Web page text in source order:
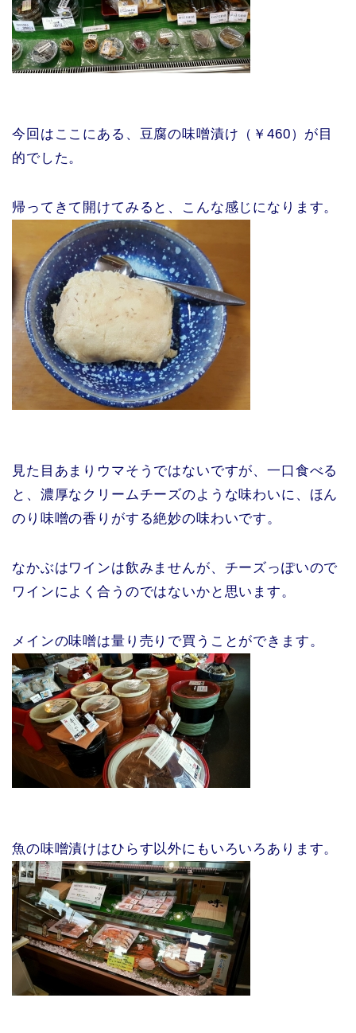
今回はここにある、豆腐の味噌漬け（￥460）が目
的でした。
帰ってきて開けてみると、こんな感じになります。
見た目あまりウマそうではないですが、一口食べる
と、濃厚なクリームチーズのような味わいに、ほん
のり味噌の香りがする絶妙の味わいです。
なかぶはワインは飲みませんが、チーズっぽいので
ワインによく合うのではないかと思います。
メインの味噌は量り売りで買うことができます。
魚の味噌漬けはひらす以外にもいろいろあります。